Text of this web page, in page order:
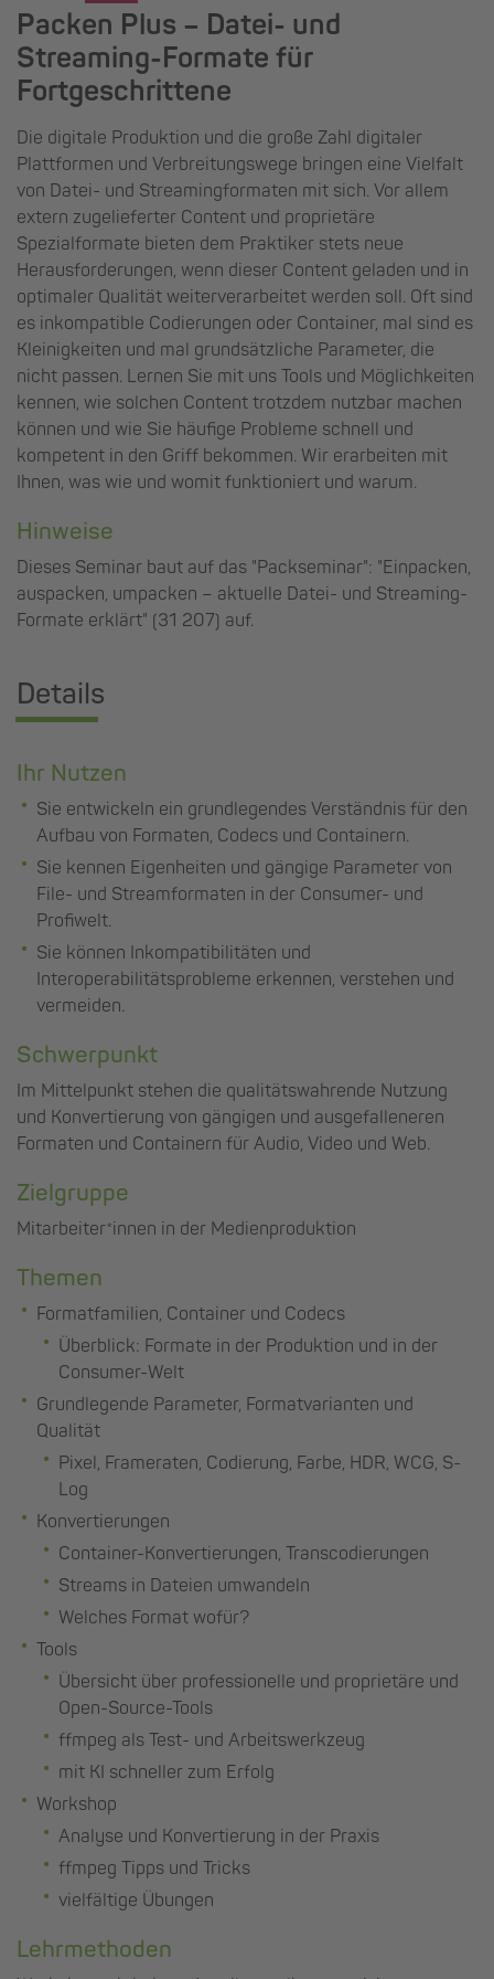
Packen Plus – Datei- und
Streaming-Formate für
Fortgeschrittene
Die digitale Produktion und die große Zahl digitaler
Plattformen und Verbreitungswege bringen eine Vielfalt
von Datei- und Streamingformaten mit sich. Vor allem
extern zugelieferter Content und proprietäre
Spezialformate bieten dem Praktiker stets neue
Herausforderungen, wenn dieser Content geladen und in
optimaler Qualität weiterverarbeitet werden soll. Oft sind
es inkompatible Codierungen oder Container, mal sind es
Kleinigkeiten und mal grundsätzliche Parameter, die
nicht passen. Lernen Sie mit uns Tools und Möglichkeiten
kennen, wie solchen Content trotzdem nutzbar machen
können und wie Sie häufige Probleme schnell und
kompetent in den Griff bekommen. Wir erarbeiten mit
Ihnen, was wie und womit funktioniert und warum.
Hinweise
Dieses Seminar baut auf das "Packseminar": "Einpacken,
auspacken, umpacken – aktuelle Datei- und Streaming-
Formate erklärt" (31 207) auf.
Details
Ihr Nutzen
Sie entwickeln ein grundlegendes Verständnis für den
Aufbau von Formaten, Codecs und Containern.
Sie kennen Eigenheiten und gängige Parameter von
File- und Streamformaten in der Consumer- und
Profiwelt.
Sie können Inkompatibilitäten und
Interoperabilitätsprobleme erkennen, verstehen und
vermeiden.
Schwerpunkt
Im Mittelpunkt stehen die qualitätswahrende Nutzung
und Konvertierung von gängigen und ausgefalleneren
Formaten und Containern für Audio, Video und Web.
Zielgruppe
Mitarbeiter*innen in der Medienproduktion
Themen
Formatfamilien, Container und Codecs
Überblick: Formate in der Produktion und in der
Consumer-Welt
Grundlegende Parameter, Formatvarianten und
Qualität
Pixel, Frameraten, Codierung, Farbe, HDR, WCG, S-
Log
Konvertierungen
Container-Konvertierungen, Transcodierungen
Streams in Dateien umwandeln
Welches Format wofür?
Tools
Übersicht über professionelle und proprietäre und
Open-Source-Tools
ffmpeg als Test- und Arbeitswerkzeug
mit KI schneller zum Erfolg
Workshop
Analyse und Konvertierung in der Praxis
ffmpeg Tipps und Tricks
vielfältige Übungen
Lehrmethoden